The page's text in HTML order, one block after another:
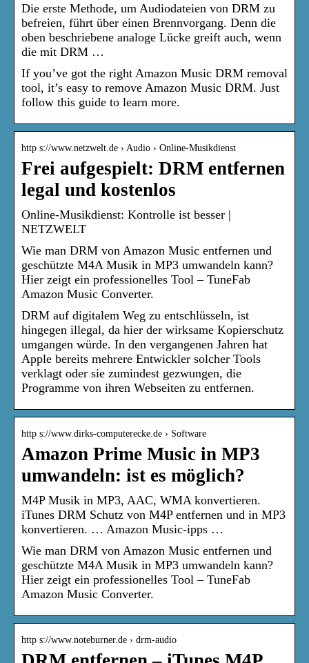
Die erste Methode, um Audiodateien von DRM zu
befreien, führt über einen Brennvorgang. Denn die
oben beschriebene analoge Lücke greift auch, wenn
die mit DRM …
If you’ve got the right Amazon Music DRM removal
tool, it’s easy to remove Amazon Music DRM. Just
follow this guide to learn more.
http s://www.netzwelt.de › Audio › Online-Musikdienst
Frei aufgespielt: DRM entfernen
legal und kostenlos
Online-Musikdienst: Kontrolle ist besser |
NETZWELT
Wie man DRM von Amazon Music entfernen und
geschützte M4A Musik in MP3 umwandeln kann?
Hier zeigt ein professionelles Tool – TuneFab
Amazon Music Converter.
DRM auf digitalem Weg zu entschlüsseln, ist
hingegen illegal, da hier der wirksame Kopierschutz
umgangen würde. In den vergangenen Jahren hat
Apple bereits mehrere Entwickler solcher Tools
verklagt oder sie zumindest gezwungen, die
Programme von ihren Webseiten zu entfernen.
http s://www.dirks-computerecke.de › Software
Amazon Prime Music in MP3
umwandeln: ist es möglich?
M4P Musik in MP3, AAC, WMA konvertieren.
iTunes DRM Schutz von M4P entfernen und in MP3
konvertieren. … Amazon Music-ipps …
Wie man DRM von Amazon Music entfernen und
geschützte M4A Musik in MP3 umwandeln kann?
Hier zeigt ein professionelles Tool – TuneFab
Amazon Music Converter.
http s://www.noteburner.de › drm-audio